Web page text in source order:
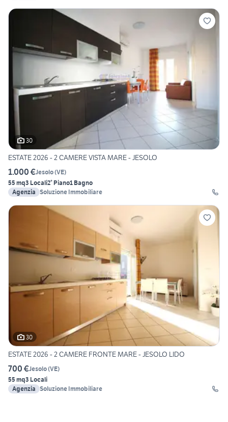
30
ESTATE 2026 - 2 CAMERE VISTA MARE - JESOLO
1.000 €Jesolo(VE)
55 mq3 Locali2° Piano1 Bagno
Agenzia Soluzione Immobiliare
30
ESTATE 2026 - 2 CAMERE FRONTE MARE - JESOLO LIDO
700 €Jesolo(VE)
55 mq3 Locali
Agenzia Soluzione Immobiliare